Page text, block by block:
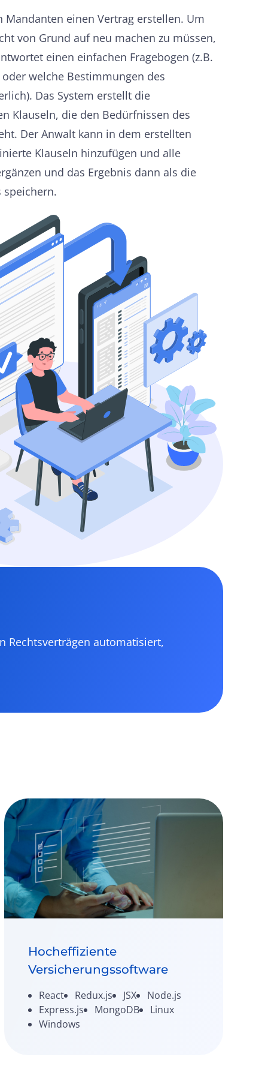
Mandanten einen Vertrag erstellen. Um
von Grund auf neu machen zu müssen,
einen einfachen Fragebogen (z.B.
welche Bestimmungen des
Das System erstellt die
Klauseln, die den Bedürfnissen des
Der Anwalt kann in dem erstellten
Klauseln hinzufügen und alle
und das Ergebnis dann als die
speichern.
Rechtsverträgen automatisiert,
Hocheffiziente
Versicherungssoftware
React Redux.js JSX
Node.js
Express.js
MongoDB
Linux
Windows